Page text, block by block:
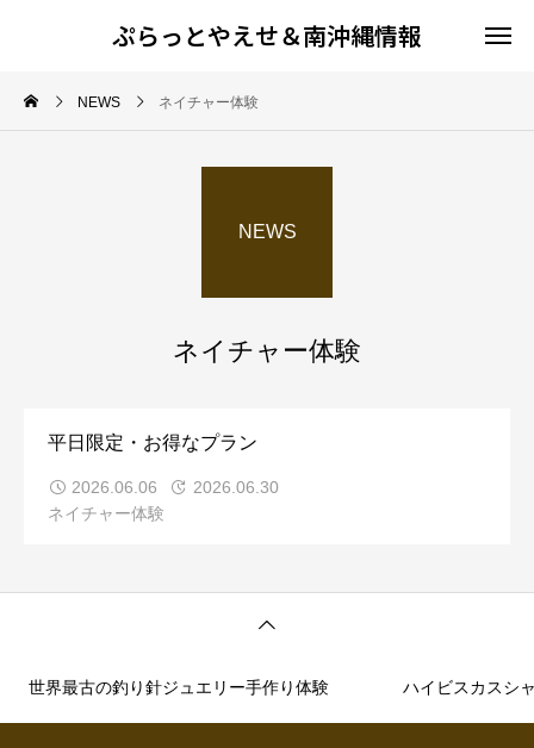
ぷらっとやえせ＆南沖縄情報
NEWS ネイチャー体験
NEWS
ネイチャー体験
平日限定・お得なプラン
2026.06.06
2026.06.30
ネイチャー体験
世界最古の釣り針ジュエリー手作り体験 ハイビスカスシ